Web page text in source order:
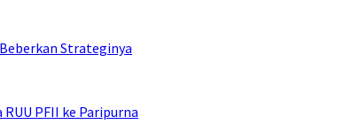
Strateginya
PFII ke Paripurna